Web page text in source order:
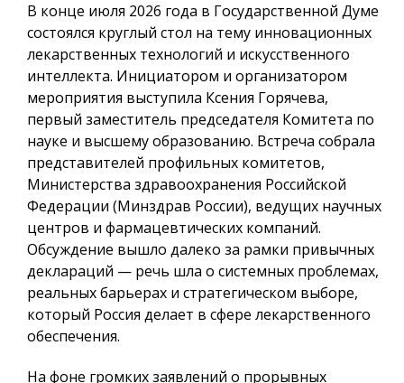
В конце июля 2026 года в Государственной Думе
состоялся круглый стол на тему инновационных
лекарственных технологий и искусственного
интеллекта. Инициатором и организатором
мероприятия выступила Ксения Горячева,
первый заместитель председателя Комитета по
науке и высшему образованию. Встреча собрала
представителей профильных комитетов,
Министерства здравоохранения Российской
Федерации (Минздрав России), ведущих научных
центров и фармацевтических компаний.
Обсуждение вышло далеко за рамки привычных
деклараций — речь шла о системных проблемах,
реальных барьерах и стратегическом выборе,
который Россия делает в сфере лекарственного
обеспечения.
На фоне громких заявлений о прорывных